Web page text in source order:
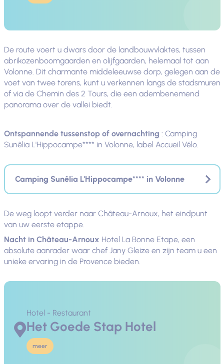
De route voert u dwars door de landbouwvlaktes, tussen
abrikozenboomgaarden en olijfgaarden, helemaal tot aan
Volonne. Dit charmante middeleeuwse dorp, gelegen aan de
voet van twee torens, kunt u verkennen langs de stadsmuren
of via de Chemin des 2 Tours, die een adembenemend
panorama over de vallei biedt.
Ontspannende tussenstop of overnachting : Camping
Sunêlia L'Hippocampe**** in Volonne, label Accueil Vélo.
Camping Sunêlia L'Hippocampe**** in Volonne
De weg loopt verder naar Château-Arnoux, het eindpunt
van uw eerste etappe.
Nacht in Château-Arnoux Hotel La Bonne Etape, een
absolute aanrader waar chef Jany Gleize en zijn team u een
unieke ervaring in de Provence bieden.
Het Goede Stap Hotel
Hotel - Restaurant
meer